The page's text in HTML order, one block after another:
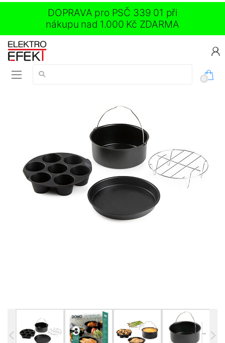
DOPRAVA pro PSČ 339 01 při
nákupu nad 1.000 Kč ZDARMA
Vyhledávání:
0